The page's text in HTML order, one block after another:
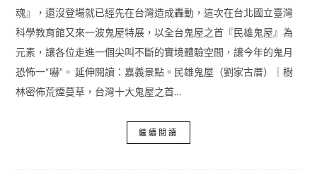
魂』，還沒登場就已經先在台灣造成轟動，這次在台北國立臺灣
科學教育館又來一波鬼屋特展，以全台鬼屋之首『民雄鬼屋』為
元素，讓各位走進一個尖叫不斷的實境體驗空間，讓今年的鬼月
恐怖一“嚇”。 延伸閱讀：嘉義景點。民雄鬼屋（劉家古厝）｜樹
林密佈荒煙蔓草，台灣十大鬼屋之首…
繼續閱讀